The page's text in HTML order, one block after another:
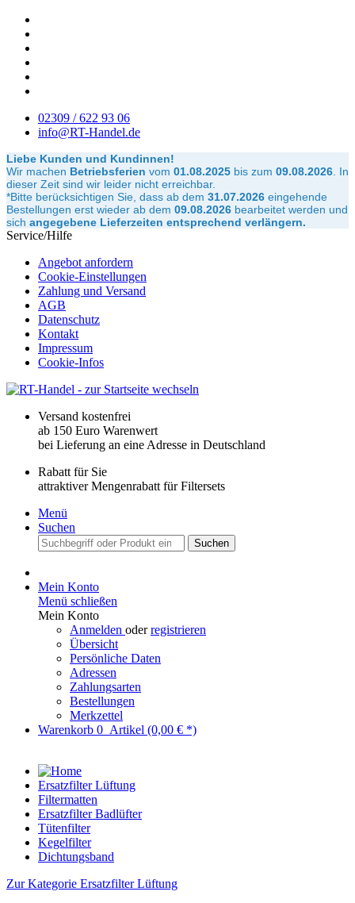
02309 / 622 93 06
info@RT-Handel.de
Liebe Kunden und Kundinnen!
Wir machen Betriebsferien vom 01.08.2025 bis zum 09.08.2026 In
dieser Zeit sind wir leider nicht erreichbar.
*Bitte berücksichtigen Sie, dass ab dem 31.07.2026 eingehende
Bestellungen erst wieder ab dem 09.08.2026 bearbeitet werden und
sich angegebene Lieferzeiten entsprechend verlängern.
Service/Hilfe
Angebot anfordern
Cookie-Einstellungen
Zahlung und Versand
AGB
Datenschutz
Kontakt
Impressum
Cookie-Infos
Versand kostenfrei
ab 150 Euro Warenwert
bei Lieferung an eine Adresse in Deutschland
Rabatt für Sie
attraktiver Mengenrabatt für Filtersets
Menü
Suchen
Suchen
Mein Konto
Menü schließen
Mein Konto
Anmelden oderregistrieren
Übersicht
Persönliche Daten
Adressen
Zahlungsarten
Bestellungen
Merkzettel
Warenkorb 0 Artikel (0,00 € *)
Ersatzfilter Lüftung
Filtermatten
Ersatzfilter Badlüfter
Tütenfilter
Kegelfilter
Dichtungsband
Zur Kategorie Ersatzfilter Lüftung